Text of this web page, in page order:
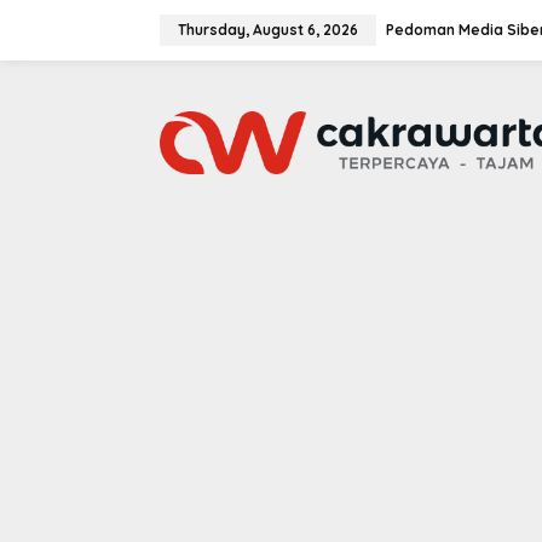
Thursday, August 6, 2026 Pedoman Media